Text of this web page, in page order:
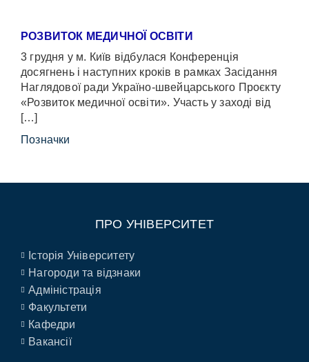
РОЗВИТОК МЕДИЧНОЇ ОСВІТИ
3 грудня у м. Київ відбулася Конференція
досягнень і наступних кроків в рамках Засідання
Наглядової ради Україно-швейцарського Проєкту
«Розвиток медичної освіти». Участь у заході від
[…]
Позначки
ПРО УНІВЕРСИТЕТ
Історія Університету
Нагороди та відзнаки
Адміністрація
Факультети
Кафедри
Вакансії